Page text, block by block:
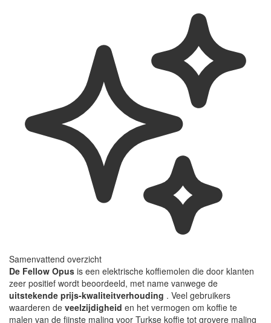
Samenvattend overzicht
De Fellow Opus is een elektrische koffiemolen die door klanten
zeer positief wordt beoordeeld, met name vanwege de
uitstekende prijs-kwaliteitverhouding . Veel gebruikers
waarderen de veelzijdigheid en het vermogen om koffie te
malen van de fijnste maling voor Turkse koffie tot grovere maling